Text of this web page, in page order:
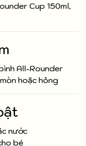
Cup 150ml,
All-Rounder
hoặc hỏng
nước
bé